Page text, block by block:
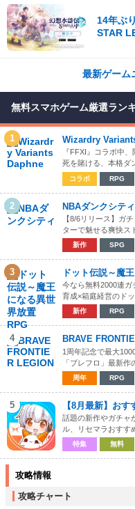
14年ぶ
STAR
最新ゲーム
無料スマホゲーム厳選ラン
1 Wizardry
『FFXI』コラボ中
死を賭ける、本格ダ
コラボ RPG
2 NBAダンクシティ
【8/6リリース】ガ
ターで魅せる爽快ス
新作 SPG
3 ドット伝説～魔
今なら無料2000連ガ
育成×箱庭経営のド
新作 RPG
4 BRAVE
1周年記念で最大
「ブレフロ」最新作
周年 RPG
5 【8月最新】お
話題の新作やガチャ
ル、リセマラおすす
特集 無料
攻略情報
攻略チャート